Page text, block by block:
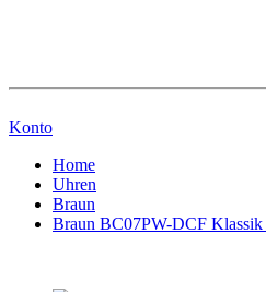
Konto
Home
Uhren
Braun
Braun BC07PW-DCF